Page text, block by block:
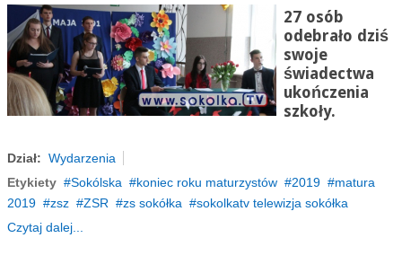
27 osób
odebrało dziś
swoje
świadectwa
ukończenia
szkoły.
Dział: Wydarzenia
Etykiety
Sokólska koniec roku maturzystów 2019
matura
2019
zsz ZSR zs sokółka
sokolkatv telewizja sokółka
Czytaj dalej...